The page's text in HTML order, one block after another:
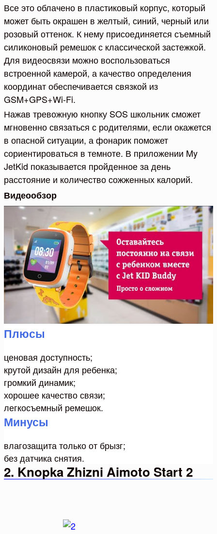
Все это облачено в пластиковый корпус, который
может быть окрашен в желтый, синий, черный или
розовый оттенок. К нему присоединяется съемный
силиконовый ремешок с классической застежкой.
Для видеосвязи можно воспользоваться
встроенной камерой, а качество определения
координат обеспечивается связкой из
GSM+GPS+Wi-Fi.
Нажав тревожную кнопку SOS школьник сможет
мгновенно связаться с родителями, если окажется
в опасной ситуации, а фонарик поможет
сориентироваться в темноте. В приложении My
JetKid показывается пройденное за день
расстояние и количество сожженных калорий.
Видеообзор
Плюсы
ценовая доступность;
крутой дизайн для ребенка;
громкий динамик;
хорошее качество связи;
легкосъемный ремешок.
Минусы
влагозащита только от брызг;
без датчика снятия.
2. Knopka Zhizni Aimoto Start 2